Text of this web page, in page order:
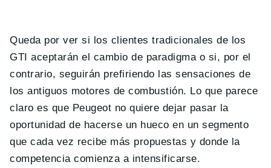
Queda por ver si los clientes tradicionales de los
GTI aceptarán el cambio de paradigma o si, por el
contrario, seguirán prefiriendo las sensaciones de
los antiguos motores de combustión. Lo que parece
claro es que Peugeot no quiere dejar pasar la
oportunidad de hacerse un hueco en un segmento
que cada vez recibe más propuestas y donde la
competencia comienza a intensificarse.